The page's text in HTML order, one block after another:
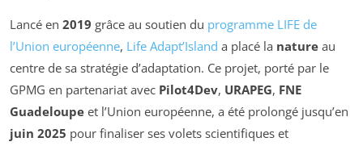
Lancé en 2019 grâce au soutien du programme LIFE de
l’Union européenne, Life Adapt’Island a placé la nature au
centre de sa stratégie d’adaptation. Ce projet, porté par le
GPMG en partenariat avec Pilot4Dev, URAPEG, FNE
Guadeloupe et l’Union européenne, a été prolongé jusqu’en
juin 2025 pour finaliser ses volets scientifiques et